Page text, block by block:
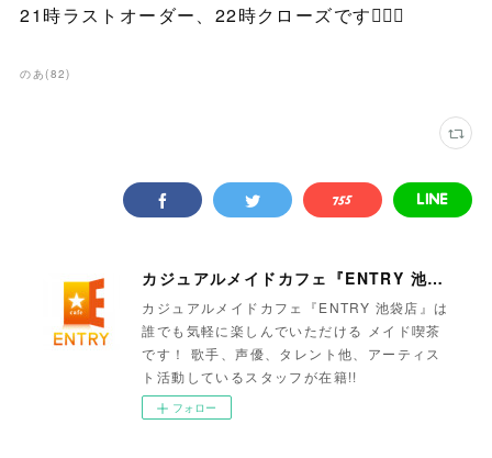
21時ラストオーダー、22時クローズです🙇🏻‍♀️
のあ(82)
カジュアルメイドカフェ『ENTRY 池袋店』
カジュアルメイドカフェ『ENTRY 池袋店』は
誰でも気軽に楽しんでいただける メイド喫茶
です！ 歌手、声優、タレント他、アーティス
ト活動しているスタッフが在籍!!
フォロー